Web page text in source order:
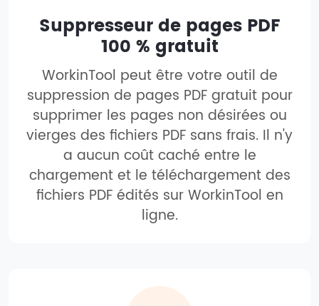
Suppresseur de pages PDF
100 % gratuit
WorkinTool peut être votre outil de
suppression de pages PDF gratuit pour
supprimer les pages non désirées ou
vierges des fichiers PDF sans frais. Il n'y
a aucun coût caché entre le
chargement et le téléchargement des
fichiers PDF édités sur WorkinTool en
ligne.